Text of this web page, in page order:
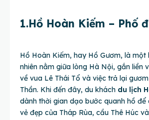
1.Hồ Hoàn Kiếm – Phố
Hồ Hoàn Kiếm, hay Hồ Gươm, là một
nhiên nằm giữa lòng Hà Nội, gắn liền
về vua Lê Thái Tổ và việc trả lại
Thần. Khi đến đây, du khách du lịch
dành thời gian dạo bước quanh hồ để
vẻ đẹp của Tháp Rùa, cầu Thê Húc